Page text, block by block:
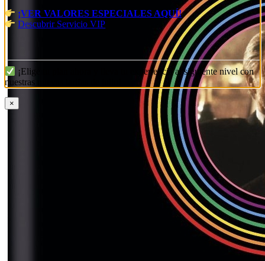
¡VER VALORES ESPECIALES AQUÍ!
Descubrir Servicio VIP
¡Elige tu plan ahora y lleva tu experiencia al siguiente nivel con
nuestras nuevas tarifas de julio!
×